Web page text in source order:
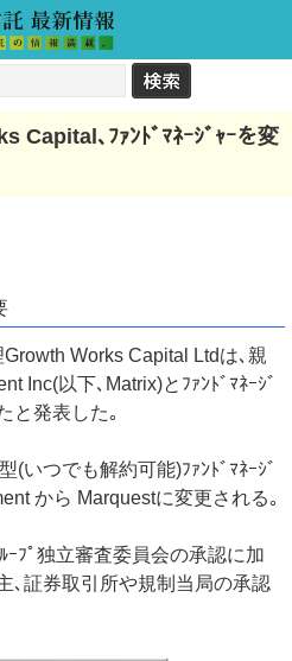
Capital､ﾌｧﾝﾄﾞﾏﾈｰｼﾞｬｰを変
Works Capital Ltdは､親
Inc(以下､Matrix)とﾌｧﾝﾄﾞﾏﾈｰｼﾞ
と発表した｡
(いつでも解約可能)ﾌｧﾝﾄﾞﾏﾈｰｼﾞ
から Marquestに変更される｡
ﾌﾟ独立審査委員会の承認に加
､証券取引所や規制当局の承認